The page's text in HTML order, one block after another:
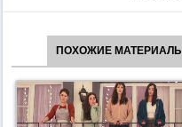
ПОХОЖИЕ МАТЕРИАЛЫ